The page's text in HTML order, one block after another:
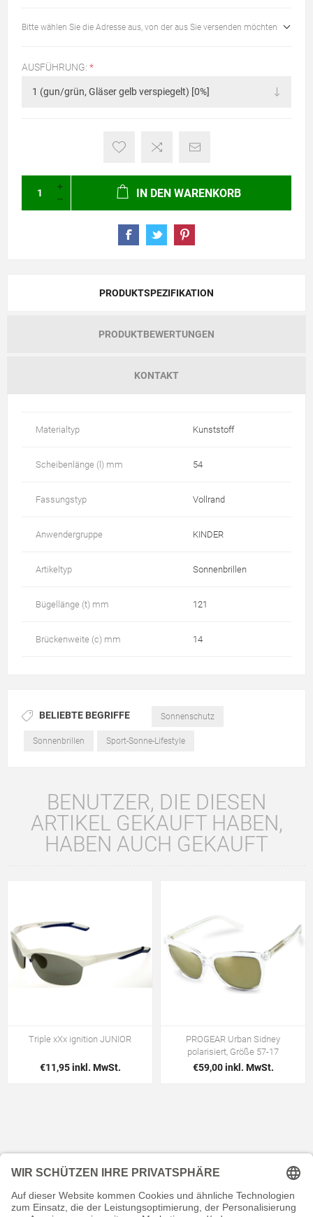
Bitte wählen Sie die Adresse aus, von der aus Sie versenden möchten
AUSFÜHRUNG: *
IN DEN WARENKORB
PRODUKTSPEZIFIKATION
PRODUKTBEWERTUNGEN
KONTAKT
Materialtyp Kunststoff
Scheibenlänge (l) mm 54
Fassungstyp Vollrand
Anwendergruppe KINDER
Artikeltyp Sonnenbrillen
Bügellänge (t) mm 121
Brückenweite (c) mm 14
BELIEBTE BEGRIFFE Sonnenschutz
Sonnenbrillen Sport-Sonne-Lifestyle
BENUTZER, DIE DIESEN
ARTIKEL GEKAUFT HABEN,
HABEN AUCH GEKAUFT
Triple xXx ignition JUNIOR
€11,95 inkl. MwSt.
PROGEAR Urban Sidney
polarisiert, Größe 57-17
€59,00 inkl. MwSt.